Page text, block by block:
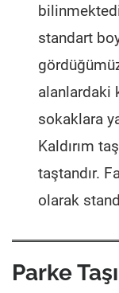
standart
alanlardaki
sokaklara
Kaldırım
taştandır.
olarak
Parke